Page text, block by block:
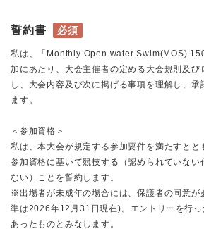
誓約書 必須
私は、「Monthly Open water Swim(MOS)
加にあたり、大会主催者の定める大会規則及び
し、大会内容及び次に掲げる事項を理解し、承
ます。
＜参加資格＞
私は、本大会が規定する参加要件を満たすとと
参加資格に基いて競技する（認められていない
ない）ことを誓約します。
※出場者が未成年の場合には、保護者の同意が
準は2026年12月31日現在)。エントリーを行
あったものとみなします。